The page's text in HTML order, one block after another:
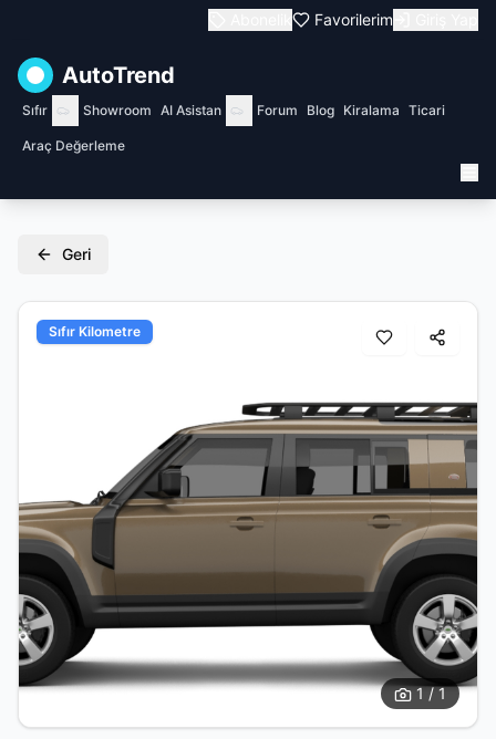
Favorilerim
AutoTrend
Sıfır Showroom AI Asistan Forum Blog Kiralama Ticari
Araç Değerleme
Geri
Sıfır Kilometre
1 / 1